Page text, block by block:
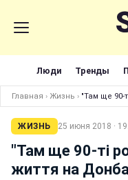
Люди Тренды
Главная › Жизнь › "Там ще 90-
ЖИЗНЬ 25 июня 2018 ·
"Там ще 90-ті
життя на